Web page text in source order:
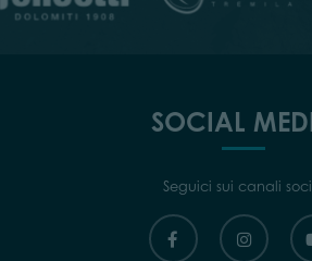
SOCIAL
Seguici sui canali